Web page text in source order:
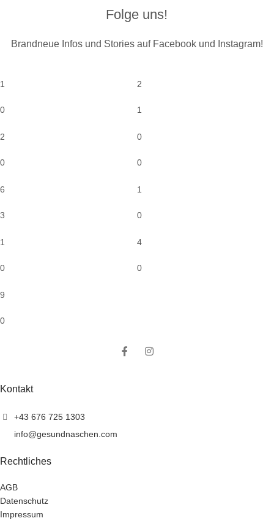
Folge uns!
Brandneue Infos und Stories auf Facebook und Instagram!
1
0
2
1
2
0
0
0
6
3
1
0
1
0
4
0
9
0
Kontakt
+43 676 725 1303
info@gesundnaschen.com
Rechtliches
AGB
Datenschutz
Impressum